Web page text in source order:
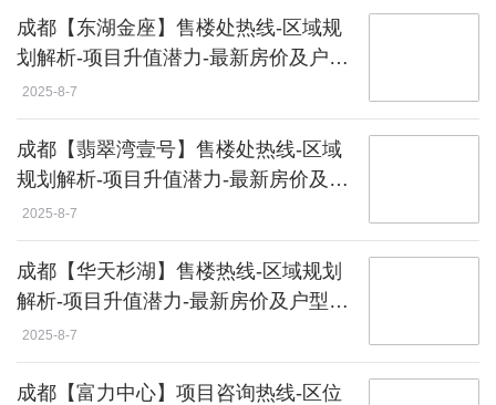
成都【东湖金座】售楼处热线-区域规
划解析-项目升值潜力-最新房价及户型
详情
2025-8-7
成都【翡翠湾壹号】售楼处热线-区域
规划解析-项目升值潜力-最新房价及户
型详情咨询
2025-8-7
成都【华天杉湖】售楼热线-区域规划
解析-项目升值潜力-最新房价及户型详
情
2025-8-7
成都【富力中心】项目咨询热线-区位